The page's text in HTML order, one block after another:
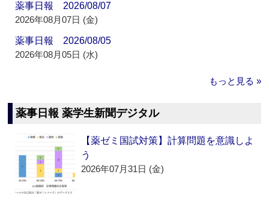
薬事日報 2026/08/07
2026年08月07日 (金)
薬事日報 2026/08/05
2026年08月05日 (水)
もっと見る »
薬事日報 薬学生新聞デジタル
【薬ゼミ国試対策】計算問題を意識しよ
う
2026年07月31日 (金)